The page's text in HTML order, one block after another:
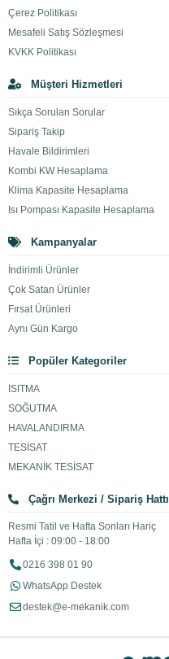
Çerez Politikası
Mesafeli Satış Sözleşmesi
KVKK Politikası
Müşteri Hizmetleri
Sıkça Sorulan Sorular
Sipariş Takip
Havale Bildirimleri
Kombi KW Hesaplama
Klima Kapasite Hesaplama
Isı Pompası Kapasite Hesaplama
Kampanyalar
İndirimli Ürünler
Çok Satan Ürünler
Fırsat Ürünleri
Aynı Gün Kargo
Popüler Kategoriler
ISITMA
SOĞUTMA
HAVALANDIRMA
TESİSAT
MEKANİK TESİSAT
Çağrı Merkezi / Sipariş Hattı
Resmi Tatil ve Hafta Sonları Hariç
Hafta İçi : 09:00 - 18:00
0216 398 01 90
WhatsApp Destek
destek@e-mekanik.com